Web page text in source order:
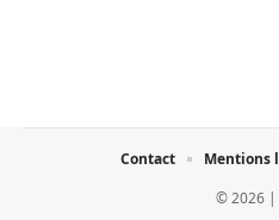
© 2026 |
Contact Mentions